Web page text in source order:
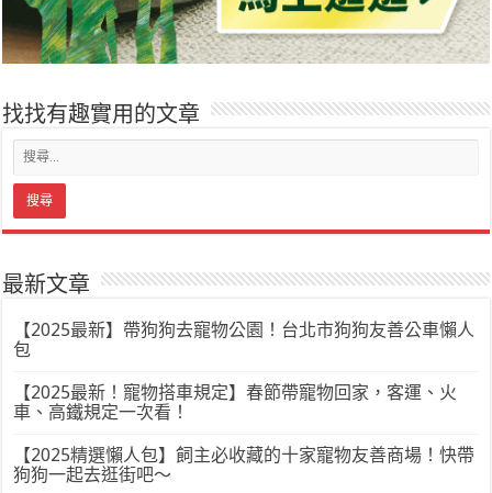
找找有趣實用的文章
最新文章
【2025最新】帶狗狗去寵物公園！台北市狗狗友善公車懶人
包
【2025最新！寵物搭車規定】春節帶寵物回家，客運、火
車、高鐵規定一次看！
【2025精選懶人包】飼主必收藏的十家寵物友善商場！快帶
狗狗一起去逛街吧～